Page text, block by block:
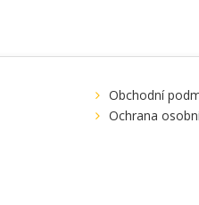
Obchodní
Ochrana